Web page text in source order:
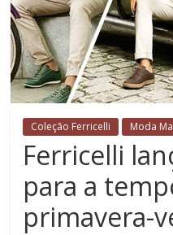
Coleção Ferricelli Moda
Ferricelli
para a
primavera-